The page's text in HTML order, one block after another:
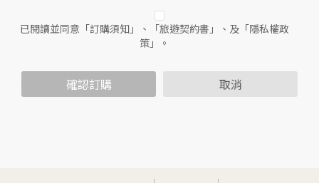
二、個人資料的蒐集、處理及利用方式
當您造訪本網站或使用本網站所提供之功能服務時，我們將視
範圍內處理及利用您的個人資料；非經您書面同意，本網站不
會將個人資料用於其他用途。
已閱讀並同意「訂購須知」、「旅遊契約書」、及「隱私權政
策」。
確認訂購 取消